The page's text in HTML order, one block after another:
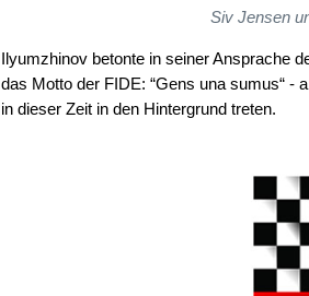
Siv Jensen
Ilyumzhinov betonte in seiner Ansprache
das Motto der FIDE: “Gens una sumus“ -
in dieser Zeit in den Hintergrund treten.